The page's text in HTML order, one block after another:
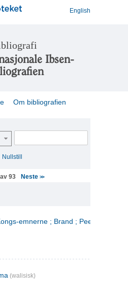
English
Ibsen-
Om bibliografien
Nullstill
93 Neste>>
emnerne ; Brand ; Peer Gynt. 2
(walisisk)